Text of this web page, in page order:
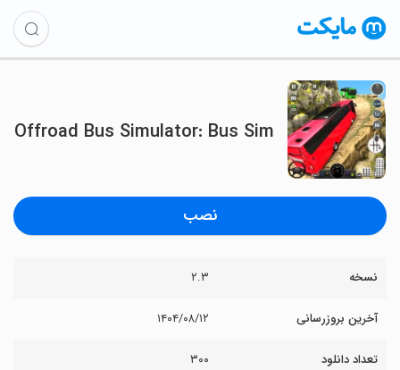
Offroad Bus Simulator: Bus Sim
نصب
نسخه ۲.۳
آخرین بروزرسانی ۱۴۰۴/۰۸/۱۲
تعداد دانلود ۳۰۰